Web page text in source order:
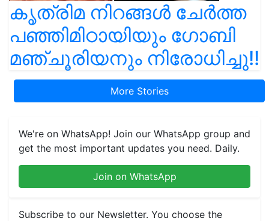
കൃത്രിമ നിറങ്ങൾ ചേർത്ത
പഞ്ഞിമിഠായിയും ഗോബി
മഞ്ചൂരിയനും നിരോധിച്ചു!!
More Stories
We're on WhatsApp! Join our WhatsApp group and
get the most important updates you need. Daily.
Join on WhatsApp
Subscribe to our Newsletter. You choose the